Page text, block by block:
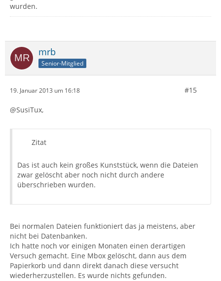
wurden.
mrb
Senior-Mitglied
19. Januar 2013 um 16:18 #15
@SusiTux,
Zitat
Das ist auch kein großes Kunststück, wenn die Dateien
zwar gelöscht aber noch nicht durch andere
überschrieben wurden.
Bei normalen Dateien funktioniert das ja meistens, aber
nicht bei Datenbanken.
Ich hatte noch vor einigen Monaten einen derartigen
Versuch gemacht. Eine Mbox gelöscht, dann aus dem
Papierkorb und dann direkt danach diese versucht
wiederherzustellen. Es wurde nichts gefunden.